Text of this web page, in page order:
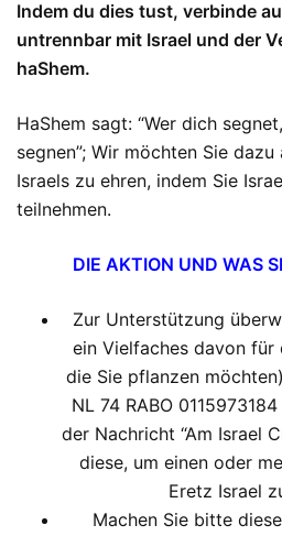
Indem du dies tust, verbinde
untrennbar mit Israel und der
haShem.
HaShem sagt: “Wer dich
segnen”; Wir möchten Sie
Israels zu ehren, indem Sie
teilnehmen.
DIE AKTION UND WAS
Zur Unterstützung
ein Vielfaches davon für
die Sie pflanzen
NL 74 RABO
der Nachricht “Am Israel
diese, um einen oder
Eretz Israel
Machen Sie bitte